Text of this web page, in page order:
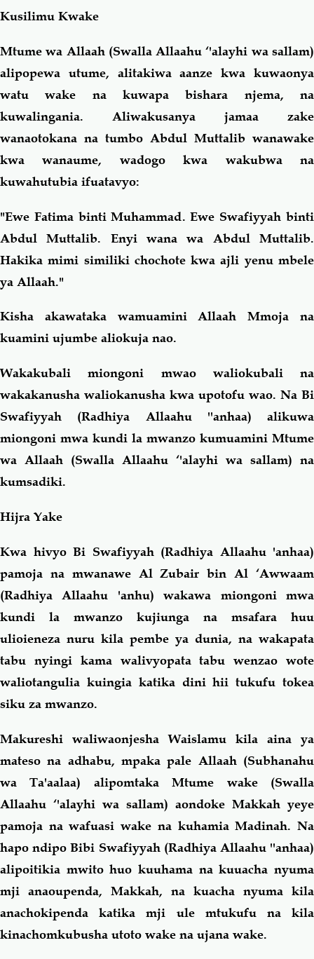
Kusilimu Kwake
Mtume wa Allaah (Swalla Allaahu ‘'alayhi wa sallam)
alipopewa utume, alitakiwa aanze kwa kuwaonya
watu wake na kuwapa bishara njema, na
kuwalingania. Aliwakusanya jamaa zake
wanaotokana na tumbo Abdul Muttalib wanawake
kwa wanaume, wadogo kwa wakubwa na
kuwahutubia ifuatavyo:
"Ewe Fatima binti Muhammad. Ewe Swafiyyah binti
Abdul Muttalib. Enyi wana wa Abdul Muttalib.
Hakika mimi similiki chochote kwa ajli yenu mbele
ya Allaah."
Kisha akawataka wamuamini Allaah Mmoja na
kuamini ujumbe aliokuja nao.
Wakakubali miongoni mwao waliokubali na
wakakanusha waliokanusha kwa upotofu wao. Na Bi
Swafiyyah (Radhiya Allaahu ''anhaa) alikuwa
miongoni mwa kundi la mwanzo kumuamini Mtume
wa Allaah (Swalla Allaahu ‘'alayhi wa sallam) na
kumsadiki.
Hijra Yake
Kwa hivyo Bi Swafiyyah (Radhiya Allaahu 'anhaa)
pamoja na mwanawe Al Zubair bin Al ‘Awwaam
(Radhiya Allaahu 'anhu) wakawa miongoni mwa
kundi la mwanzo kujiunga na msafara huu
ulioieneza nuru kila pembe ya dunia, na wakapata
tabu nyingi kama walivyopata tabu wenzao wote
waliotangulia kuingia katika dini hii tukufu tokea
siku za mwanzo.
Makureshi waliwaonjesha Waislamu kila aina ya
mateso na adhabu, mpaka pale Allaah (Subhanahu
wa Ta'aalaa) alipomtaka Mtume wake (Swalla
Allaahu ‘'alayhi wa sallam) aondoke Makkah yeye
pamoja na wafuasi wake na kuhamia Madinah. Na
hapo ndipo Bibi Swafiyyah (Radhiya Allaahu ''anhaa)
alipoitikia mwito huo kuuhama na kuuacha nyuma
mji anaoupenda, Makkah, na kuacha nyuma kila
anachokipenda katika mji ule mtukufu na kila
kinachomkubusha utoto wake na ujana wake.